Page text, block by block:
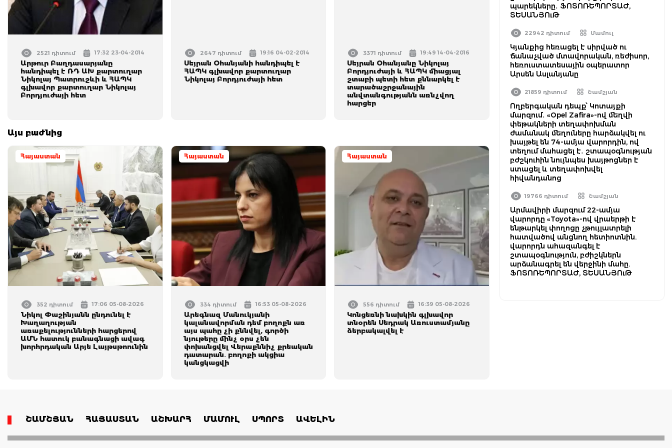
2521 դիտում 17:32 23-04-2014
Արթուր Բաղդասարյանը
հանդիպել է ՌԴ ԱԽ քարտուղար
Նիկոլայ Պատրուշևի և ՀԱՊԿ
գլխավոր քարտուղար Նիկոլայ
Բորդյուժայի հետ
2647 դիտում 19:16 04-02-2014
Սեյրան Օհանյանի հանդիպել է
ՀԱՊԿ գլխավոր քարտուղար
Նիկոլայ Բորդյուժայի հետ
3371 դիտում 19:49 14-04-2016
Սեյրան Օհանյանը Նիկոլայ
Բորդյուժայի և ՀԱՊԿ միացյալ
շտաբի պետի հետ քննարկել է
տարածաշրջանային
անվտանգությանն առնչվող
հարցեր
Այս բաժնից
Հայաստան
352 դիտում 17:06 05-08-2026
Նիկոլ Փաշինյանն ընդունել է
Խաղաղության
առաքելությունների հարցերով
ԱՄՆ հատուկ բանագնացի ավագ
խորհրդական Արյե Լայթսթոունին
Հայաստան
334 դիտում 16:53 05-08-2026
Արեգնազ Մանուկյանի
կալանավորման դեմ բողոքն առ
այս պահը չի քննվել, գործի
նյութերը մինչ օրս չեն
փոխանցվել Վերաքննիչ քրեական
դատարան․ բողոքի ակցիա
կանցկացվի
Հայաստան
556 դիտում 16:39 05-08-2026
Կոնցեռնի նախկին գլխավոր
տնօրեն Սեդրակ Առուստամյանը
ձերբակալվել է
պարեկները․ ՖՈՏՈՌԵՊՈՐՏԱԺ,
ՏԵՍԱՆՅՈւԹ
22942 դիտում Մամուլ
Կյանքից հեռացել է սիրված ու
ճանաչված մտավորական, ռեժիսոր,
հեռուստատեսային օպերատոր
Արսեն Ասլանյանը
21859 դիտում Շամշյան
Ողբերգական դեպք՝ Կոտայքի
մարզում․ «Opel Zafira»-ով մեղվի
փեթակների տեղափոխման
ժամանակ մեղուները հարձակվել ու
խայթել են 74-ամյա վարորդին, ով
տեղում մահացել է․ շտապօգնության
բժշկուհին նույնպես խայթոցներ է
ստացել և տեղափոխվել
հիվանդանոց
19766 դիտում Շամշյան
Արմավիրի մարզում 22-ամյա
վարորդը «Toyota»-ով վրաերթի է
ենթարկել փողոցը չթույլատրելի
հատվածով անցնող հետիոտնին.
վարորդն ահազանգել է
շտապօգնություն, բժիշկներն
արձանագրել են վերջինի մահը.
ՖՈՏՈՌԵՊՈՐՏԱԺ, ՏԵՍԱՆՅՈւԹ
ՇԱՄՇՅԱՆ ՀԱՅԱՍՏԱՆ ԱՇԽԱՐՀ ՄԱՄՈՒԼ ՍՊՈՐՏ ԱՎԵԼԻՆ